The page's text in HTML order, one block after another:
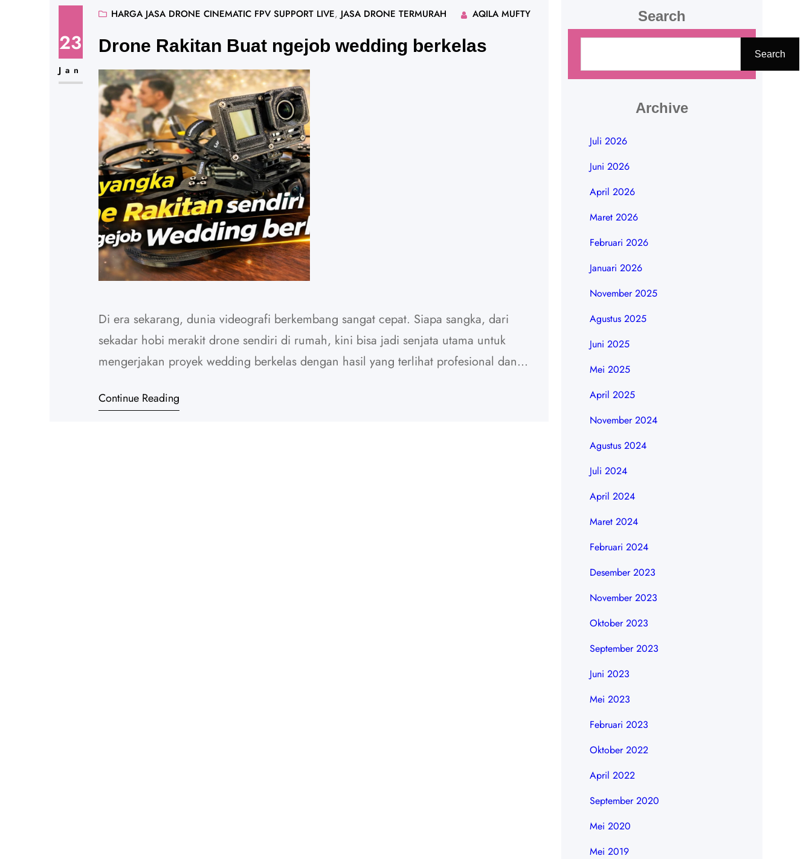
23
Jan
HARGA JASA DRONE CINEMATIC FPV SUPPORT LIVE, JASA DRONE TERMURAH AQILA MUFTY
Drone Rakitan Buat ngejob wedding berkelas
Di era sekarang, dunia videografi berkembang sangat cepat. Siapa sangka, dari
sekadar hobi merakit drone sendiri di rumah, kini bisa jadi senjata utama untuk
mengerjakan proyek wedding berkelas dengan hasil yang terlihat profesional dan
berbagai komponen, trial error, hingga akhirnya menemukan setup yang pas. Tapi…
Continue Reading
Search
r
Search
Archive
Juli 2026
Juni 2026
April 2026
Maret 2026
Februari 2026
Januari 2026
November 2025
Agustus 2025
Juni 2025
Mei 2025
April 2025
November 2024
Agustus 2024
Juli 2024
April 2024
Maret 2024
Februari 2024
Desember 2023
November 2023
Oktober 2023
September 2023
Juni 2023
Mei 2023
Februari 2023
Oktober 2022
April 2022
September 2020
Mei 2020
Mei 2019